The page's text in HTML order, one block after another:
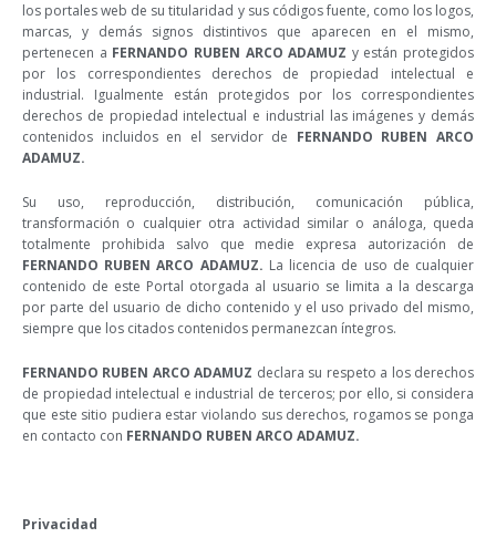
los portales web de su titularidad y sus códigos fuente, como los logos,
marcas, y demás signos distintivos que aparecen en el mismo,
pertenecen a FERNANDO RUBEN ARCO ADAMUZ y están protegidos
por los correspondientes derechos de propiedad intelectual e
industrial. Igualmente están protegidos por los correspondientes
derechos de propiedad intelectual e industrial las imágenes y demás
contenidos incluidos en el servidor de FERNANDO RUBEN ARCO
ADAMUZ.
Su uso, reproducción, distribución, comunicación pública,
transformación o cualquier otra actividad similar o análoga, queda
totalmente prohibida salvo que medie expresa autorización de
FERNANDO RUBEN ARCO ADAMUZ. La licencia de uso de cualquier
contenido de este Portal otorgada al usuario se limita a la descarga
por parte del usuario de dicho contenido y el uso privado del mismo,
siempre que los citados contenidos permanezcan íntegros.
FERNANDO RUBEN ARCO ADAMUZ declara su respeto a los derechos
de propiedad intelectual e industrial de terceros; por ello, si considera
que este sitio pudiera estar violando sus derechos, rogamos se ponga
en contacto con FERNANDO RUBEN ARCO ADAMUZ.
Privacidad